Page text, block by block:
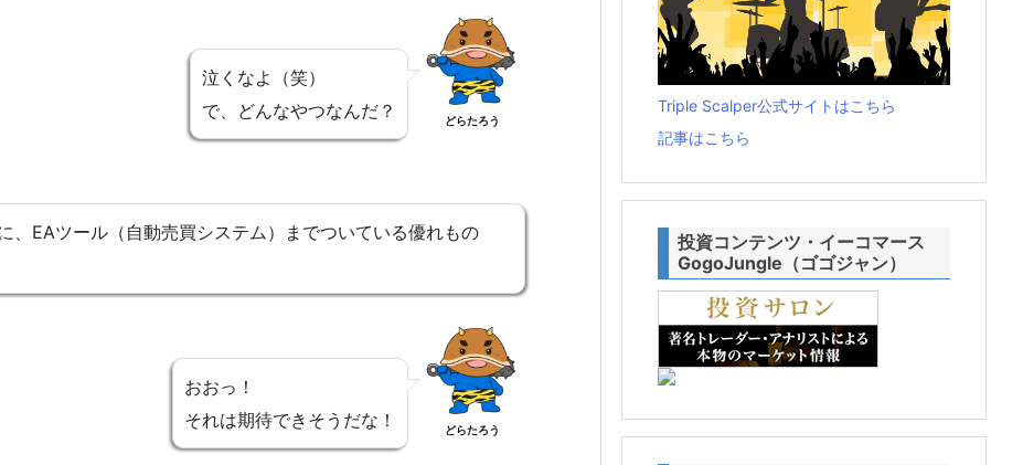
泣くなよ（笑）
で、どんなやつなんだ？
どらたろう
、EAツール（自動売買システム）までついている優れもの
おおっ！
それは期待できそうだな！
どらたろう
Triple Scalper公式サイトはこちら
記事はこちら
投資コンテンツ・イーコマース
GogoJungle（ゴゴジャン）